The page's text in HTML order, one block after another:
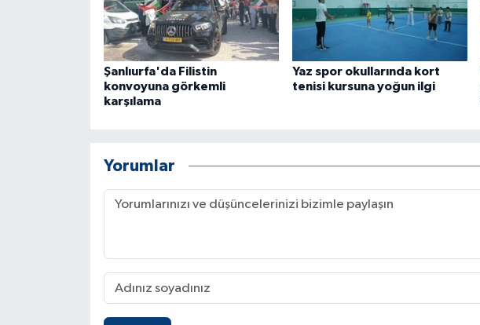
Şanlıurfa'da Filistin
konvoyuna görkemli
karşılama
Yaz spor okullarında kort
tenisi kursuna yoğun ilgi
Yorumlar